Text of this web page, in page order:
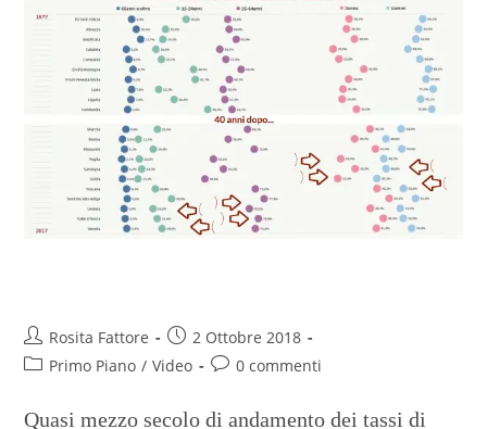
Rosita Fattore
2 Ottobre 2018
Primo Piano / Video 0 commenti
Quasi mezzo secolo di andamento dei tassi di